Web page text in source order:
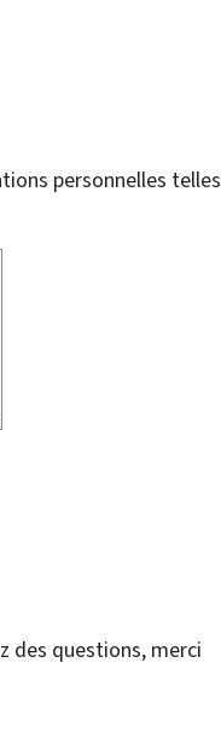
personnelles telles
des questions, merci